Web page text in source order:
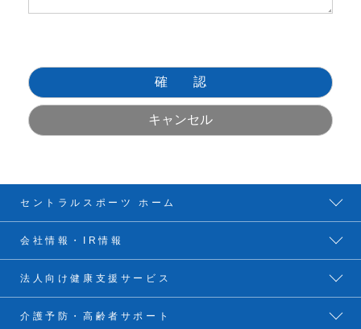
セントラルスポーツ ホーム
会社情報・IR情報
法人向け健康支援サービス
介護予防・高齢者サポート